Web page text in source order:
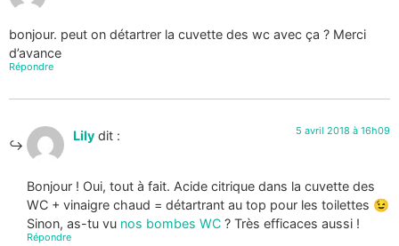
bonjour. peut on détartrer la cuvette des wc avec ça ? Merci
d’avance
Répondre
Lily dit : 5 avril 2018 à 16h09
Bonjour ! Oui, tout à fait. Acide citrique dans la cuvette des
WC + vinaigre chaud = détartrant au top pour les toilettes 😉
Sinon, as-tu vu nos bombes WC ? Très efficaces aussi !
Répondre